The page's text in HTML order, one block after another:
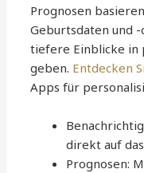
Prognosen
Geburtsdaten und
tiefere Einblicke in
geben. Entdecken
Apps für
direkt auf
Prognosen: